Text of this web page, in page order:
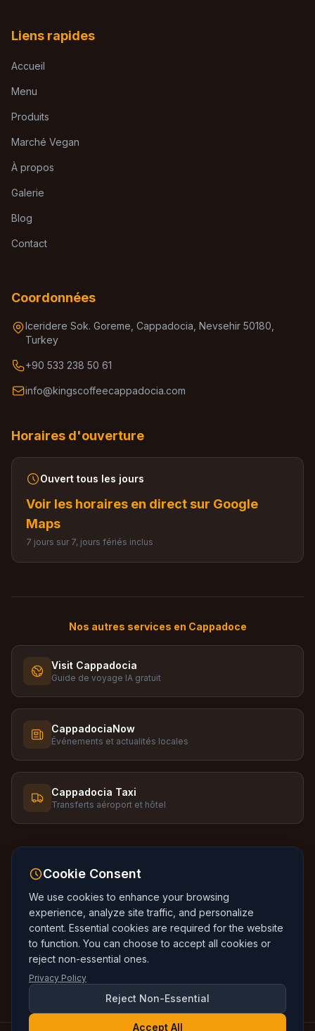
Liens rapides
Accueil
Menu
Produits
Marché Vegan
À propos
Galerie
Blog
Contact
Coordonnées
Iceridere Sok. Goreme, Cappadocia, Nevsehir 50180,
Turkey
+90 533 238 50 61
info@kingscoffeecappadocia.com
Horaires d'ouverture
Ouvert tous les jours
Voir les horaires en direct sur Google
Maps
7 jours sur 7, jours fériés inclus
Nos autres services en Cappadoce
Visit Cappadocia
Guide de voyage IA gratuit
CappadociaNow
Événements et actualités locales
Cappadocia Taxi
Transferts aéroport et hôtel
Langue: 🇬🇧 English 🇹🇷 Turkce 🇷🇺
Korean Japanese
🇩🇪 Deutsch 🇫🇷 Francais 🇵🇹 Portugues
🇨🇳 中文 🇲🇾
Cookie Consent
We use cookies to enhance your browsing
experience, analyze site traffic, and personalize
content. Essential cookies are required for the website
to function. You can choose to accept all cookies or
reject non-essential ones.
Privacy Policy
Reject Non-Essential
Accept All